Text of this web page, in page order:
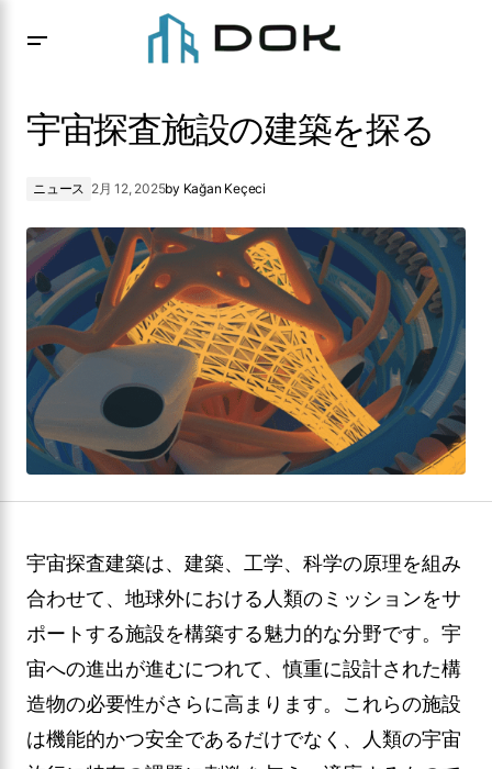
宇宙探査施設の建築を探る
ニュース 2月 12, 2025by Kağan Keçeci
宇宙探査建築は、建築、工学、科学の原理を組み
合わせて、地球外における人類のミッションをサ
ポートする施設を構築する魅力的な分野です。宇
宙への進出が進むにつれて、慎重に設計された構
造物の必要性がさらに高まります。これらの施設
は機能的かつ安全であるだけでなく、人類の宇宙